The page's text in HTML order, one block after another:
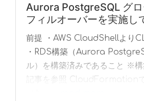
Aurora PostgreSQL グ
フィルオーバーを実施し
前提 ・AWS CloudShellより
・RDS構築（Aurora
ル）を構築済みであること ※
記事を参照 CloudFormation